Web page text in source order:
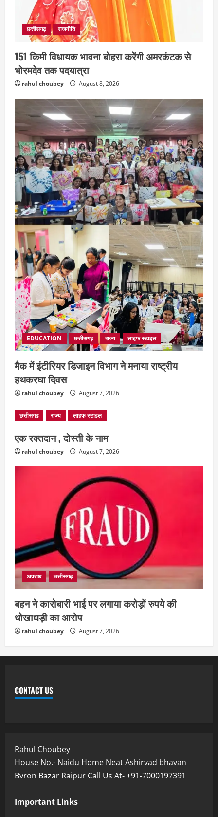
छत्तीसगढ़ राजनीति
151 किमी विधायक भावना बोहरा करेंगी अमरकंटक से
भोरमदेव तक पदयात्रा
rahul choubey August 8, 2026
EDUCATION छत्तीसगढ़ राज्य लाइफ स्टाइल
मैक में इंटीरियर डिजाइन विभाग ने मनाया राष्ट्रीय
हथकरघा दिवस
rahul choubey August 7, 2026
छत्तीसगढ़ राज्य लाइफ स्टाइल
एक रक्तदान , दोस्ती के नाम
rahul choubey August 7, 2026
अपराध छत्तीसगढ़
बहन ने कारोबारी भाई पर लगाया करोड़ों रुपये की
धोखाधड़ी का आरोप
rahul choubey August 7, 2026
CONTACT US
Rahul Choubey
House No.- Naidu Home Neat Ashirvad bhavan
Bvron Bazar Raipur Call Us At- +91-7000197391
Important Links